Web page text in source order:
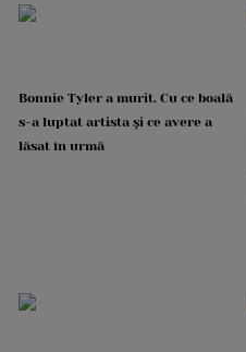
Bonnie Tyler a murit. Cu ce boală
s-a luptat artista și ce avere a
lăsat în urmă